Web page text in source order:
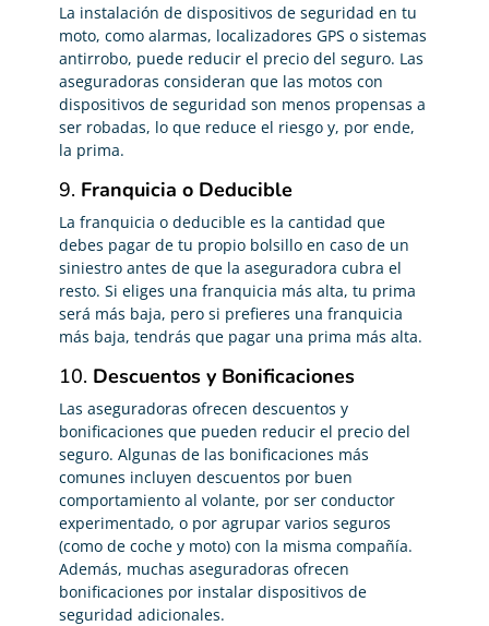
La instalación de dispositivos de seguridad en tu
moto, como alarmas, localizadores GPS o sistemas
antirrobo, puede reducir el precio del seguro. Las
aseguradoras consideran que las motos con
dispositivos de seguridad son menos propensas a
ser robadas, lo que reduce el riesgo y, por ende,
la prima.
9. Franquicia o Deducible
La franquicia o deducible es la cantidad que
debes pagar de tu propio bolsillo en caso de un
siniestro antes de que la aseguradora cubra el
resto. Si eliges una franquicia más alta, tu prima
será más baja, pero si prefieres una franquicia
más baja, tendrás que pagar una prima más alta.
10. Descuentos y Bonificaciones
Las aseguradoras ofrecen descuentos y
bonificaciones que pueden reducir el precio del
seguro. Algunas de las bonificaciones más
comunes incluyen descuentos por buen
comportamiento al volante, por ser conductor
experimentado, o por agrupar varios seguros
(como de coche y moto) con la misma compañía.
Además, muchas aseguradoras ofrecen
bonificaciones por instalar dispositivos de
seguridad adicionales.